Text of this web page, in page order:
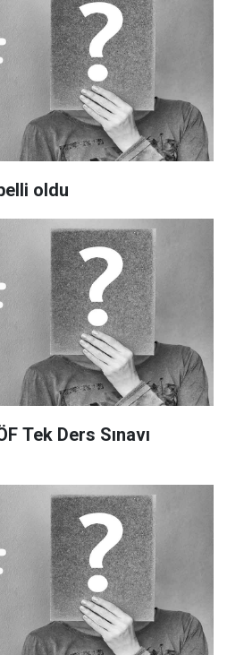
oldu
Tek Ders Sınavı